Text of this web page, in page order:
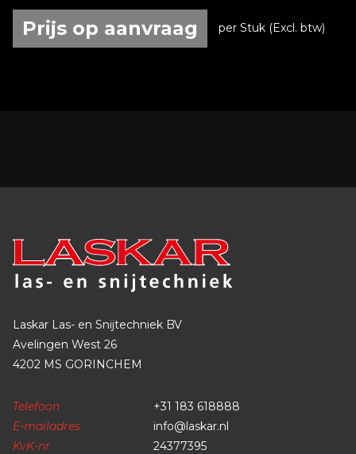
Prijs op aanvraag per Stuk (Excl. btw)
Laskar Las- en Snijtechniek BV
Avelingen West 26
4202 MS GORINCHEM
Telefoon
+31 183 618888
E-mailadres
info@laskar.nl
KvK-nr
24377395